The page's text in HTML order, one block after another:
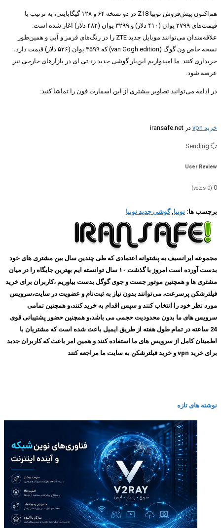
هم‌اکنون پیش‌فروش نوبیا Z18 در دو نسخه ۶۴ و ۱۲۸ گیگابایتی، به ترتیب با
قیمت‌های ۲۷۹۹ یوان (۴۱۰ دلار) و ۳۲۹۹ یوان (۴۸۲ دلار) آغاز شده است.
علاقه‌مندان می‌توانند موبایل جدید ZTE را در رنگ‌های قرمز و آبی و همین‌طور
نسخه خاص ون گوگ (van Gogh edition) که ۳۵۹۹ یوان (۵۲۶ دلار) قیمت دارد،
خریداری کنند. ما امیدواریم این‌بار گوشی جدید زد تی ای در بازارهای خارجی نیز
عرضه شود.
در ادامه می‌توانید تصاویر بیشتری از این اسمارت فون را تماشا کنید:
خرید vpn در iransafe.net
User Review
0
(
0
برچسب ها: نوبیا,گوشی جدید نوبیا
مجموعه ایرانسیف به پشتوانه اعتمادی که طی چندین سال بین مشتری های خود
بدست آورده است امروز با گذشت ۱۰ سال توانسته ایم بهترین جایگاه را در میان
مشتری ها و همچنین موتور جست و جوی گوگل بدست بیاوریم ،کاربران برای خرید
فیلترشکن پرسرعت، می‌توانند بدون نیاز به ثبت‌نام و عضویت در سایت،سرویس
مورد نظر خود را انتخاب کنند و سپس اقدام به خرید کنند،و همچنین تمامی
سرویس های ما بدون محدودیت حجمی می باشد،و همچنین حضور پشتیبانی قوی
24 ساعته در تمام طول هفته از طریق ایمیل باعث شده است که مشتریان با
اطمینان کامل از سرویس های ما استفاده کنند و همین امر باعث که کاربران جدید
برای خرید vpn و خرید فیلترشکن به سایت ما مراجعه کنند
نوشته های تازه